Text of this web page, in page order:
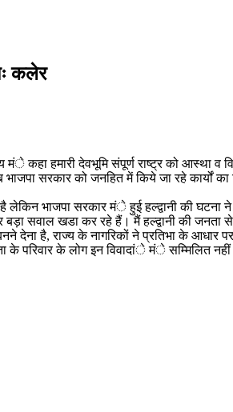
कलेर
हमारी देवभूमि संपूर्ण राष्ट्र को आस्था व
भाजपा सरकार को जनहित में किये जा रहे
है लेकिन भाजपा सरकार मंे हुई हल्द्वानी की
बड़ा सवाल खडा कर रहे हैं। मैं हल्द्वानी की
देना है, राज्य के नागरिकों ने प्रतिभा के आधार
के परिवार के लोग इन विवादांे मंे